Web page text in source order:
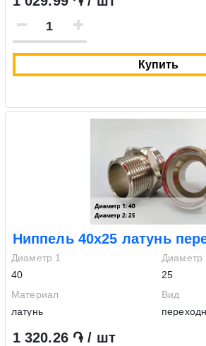
Купить
Ниппель 40х25 латунь
Диаметр 1
40
Диаметр
25
Материал
латунь
Вид
1 320.26 ֏ / шт